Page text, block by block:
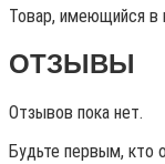
Товар, имеющийся в
ОТЗЫВЫ
Отзывов пока нет.
Будьте первым, кто